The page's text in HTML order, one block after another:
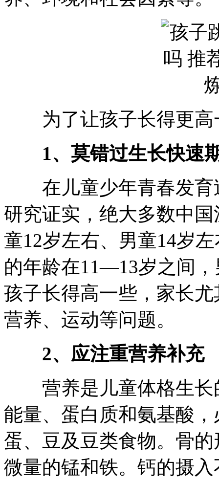
为了让孩子长得更高
1、莫错过生长快速
在儿童少年青春发育
研究证实，绝大多数中
童12岁左右、男童14岁
的年龄在11—13岁之间
孩子长得高一些，家长
营养、运动等问题。
2、应注重营养补充
营养是儿童体格生长
能量、蛋白质和氨基酸
蛋、豆及豆类食物。骨
微量的锰和铁。钙的摄